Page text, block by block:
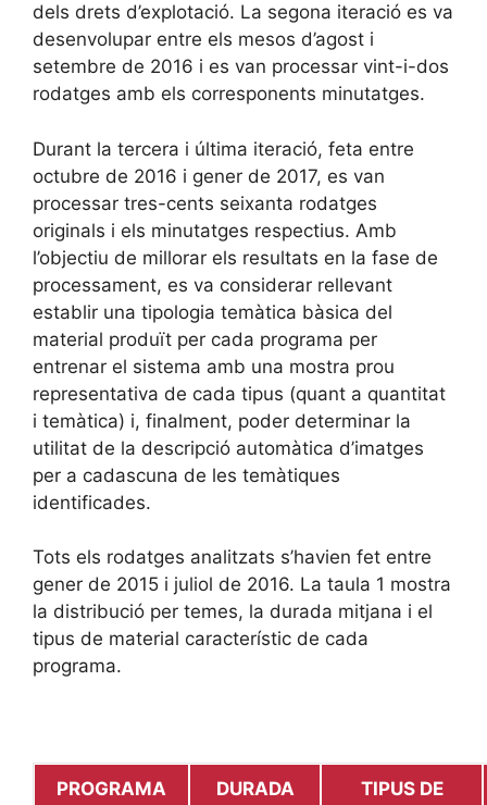
dels drets d’explotació. La segona iteració es va
desenvolupar entre els mesos d’agost i
setembre de 2016 i es van processar vint-i-dos
rodatges amb els corresponents minutatges.
Durant la tercera i última iteració, feta entre
octubre de 2016 i gener de 2017, es van
processar tres-cents seixanta rodatges
originals i els minutatges respectius. Amb
l’objectiu de millorar els resultats en la fase de
processament, es va considerar rellevant
establir una tipologia temàtica bàsica del
material produït per cada programa per
entrenar el sistema amb una mostra prou
representativa de cada tipus (quant a quantitat
i temàtica) i, finalment, poder determinar la
utilitat de la descripció automàtica d’imatges
per a cadascuna de les temàtiques
identificades.
Tots els rodatges analitzats s’havien fet entre
gener de 2015 i juliol de 2016. La taula 1 mostra
la distribució per temes, la durada mitjana i el
tipus de material característic de cada
programa.
PROGRAMA DURADA TIPUS DE